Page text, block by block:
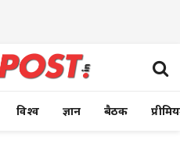
विश्व ज्ञान बैठक